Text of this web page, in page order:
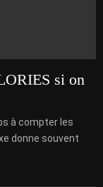
si on
à compter les
donne souvent